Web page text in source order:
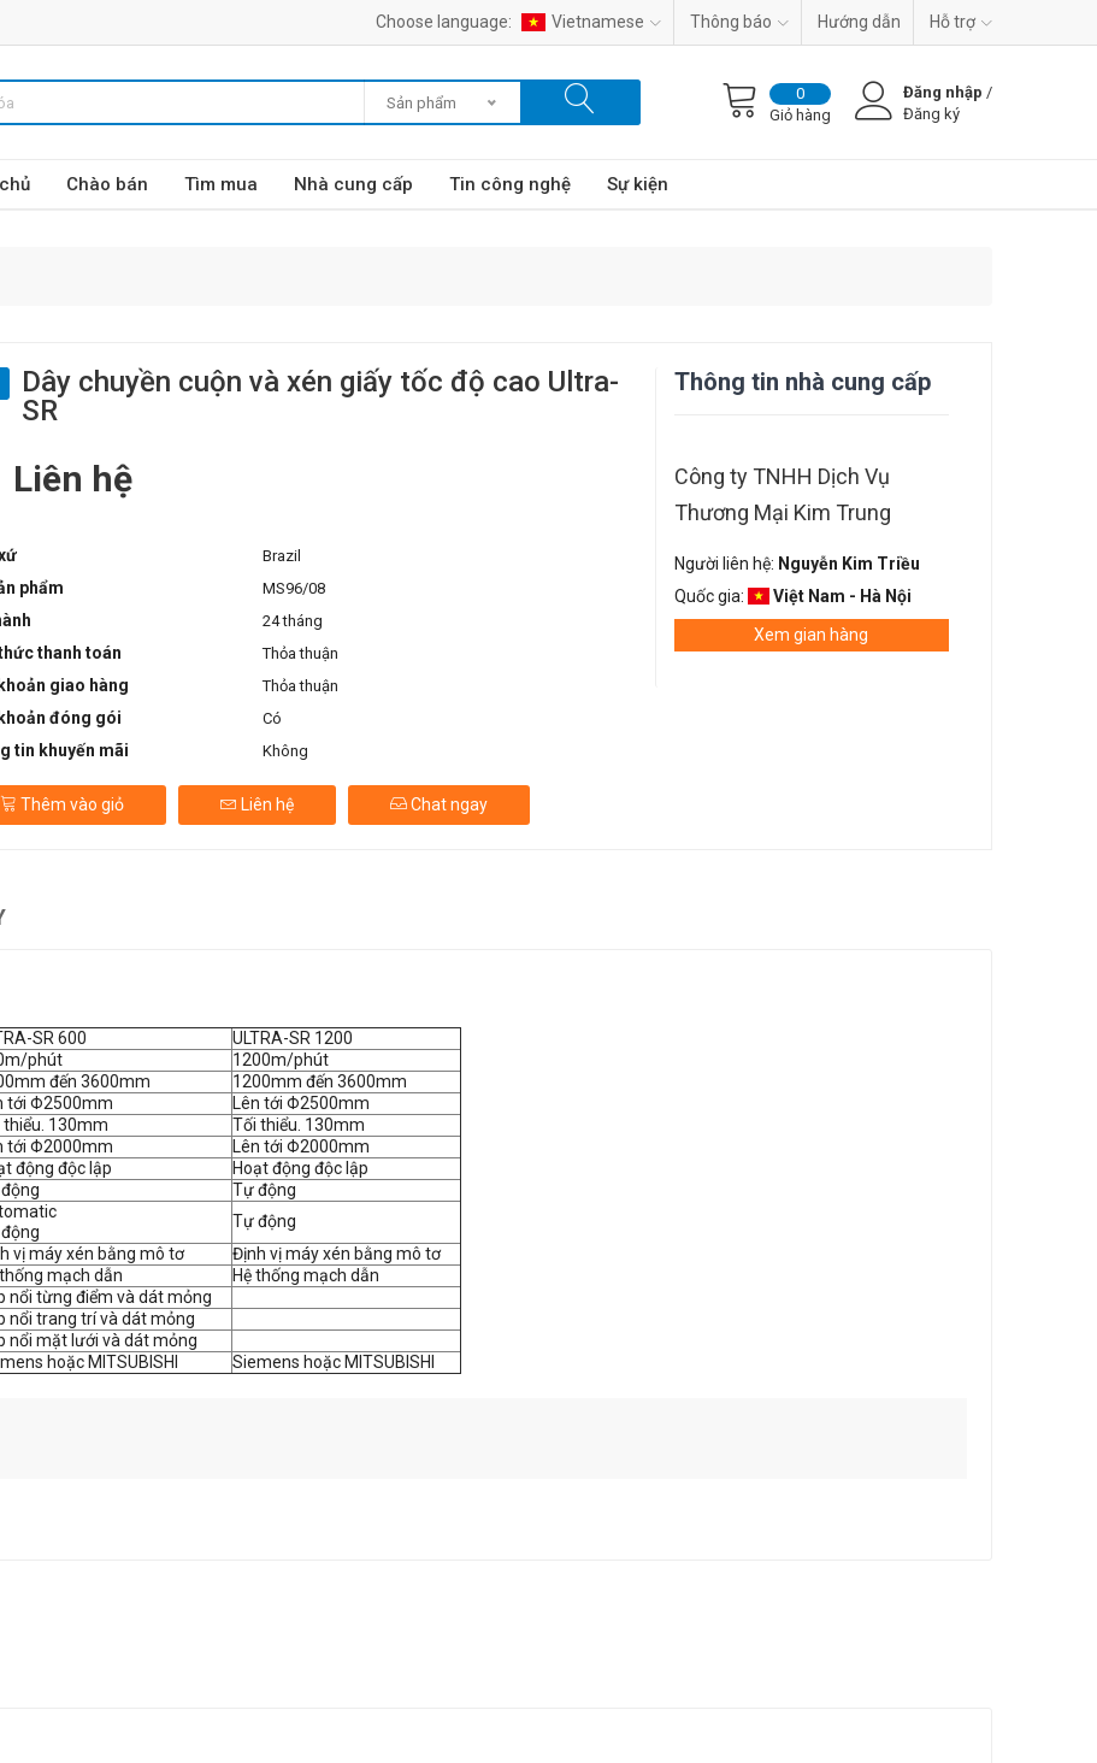
Choose language: Vietnamese Thông báo Hướng dẫn Hỗ trợ
Sản phẩm
0
Giỏ hàng
Đăng ký
Đăng nhập /
Chào bán Tìm mua Nhà cung cấp Tin công nghệ Sự kiện
Dây chuyền cuộn và xén giấy tốc độ cao Ultra-
SR
Liên hệ
Brazil
phẩm MS96/08
24 tháng
thanh toán Thỏa thuận
giao hàng Thỏa thuận
đóng gói Có
tin khuyến mãi Không
Thêm vào giỏ Liên hệ Chat ngay
Thông tin nhà cung cấp
Công ty TNHH Dịch Vụ
Thương Mại Kim Trung
Người liên hệ: Nguyễn Kim Triều
Quốc gia:
Việt Nam - Hà Nội
Xem gian hàng
SR 600
ULTRA-SR 1200
phút
1200m/phút
đến 3600mm
1200mm đến 3600mm
tới Φ2500mm
Lên tới Φ2500mm
thiểu. 130mm
Tối thiểu. 130mm
tới Φ2000mm
Lên tới Φ2000mm
động độc lập
Hoạt động độc lập
Tự động
Tự động
vị máy xén bằng mô tơ
Định vị máy xén bằng mô tơ
thống mạch dẫn
Hệ thống mạch dẫn
nổi từng điểm và dát mỏng
nổi trang trí và dát mỏng
nổi mặt lưới và dát mỏng
hoặc MITSUBISHI
Siemens hoặc MITSUBISHI